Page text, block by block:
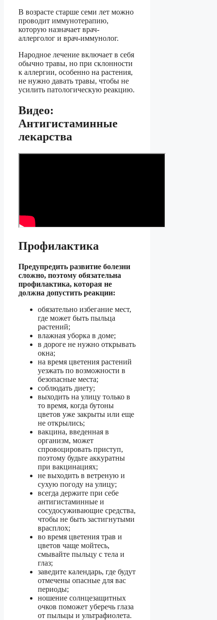
В возрасте старше семи лет можно
проводит иммунотерапию,
которую назначает врач-
аллерголог и врач-иммунолог.
Народное лечение включает в себя
обычно травы, но при склонности
к аллергии, особенно на растения,
не нужно давать травы, чтобы не
усилить патологическую реакцию.
Видео:
Антигистаминные
лекарства
Профилактика
Предупредить развитие болезни
сложно, поэтому обязательна
профилактика, которая не
должна допустить реакции:
обязательно избегание мест,
где может быть пыльца
растений;
влажная уборка в доме;
в дороге не нужно открывать
окна;
на время цветения растений
уезжать по возможности в
безопасные места;
соблюдать диету;
выходить на улицу только в
то время, когда бутоны
цветов уже закрыты или еще
не открылись;
вакцина, введенная в
организм, может
спровоцировать приступ,
поэтому будьте аккуратны
при вакцинациях;
не выходить в ветреную и
сухую погоду на улицу;
всегда держите при себе
антигистаминные и
сосудосуживающие средства,
чтобы не быть застигнутыми
врасплох;
во время цветения трав и
цветов чаще мойтесь,
смывайте пыльцу с тела и
глаз;
заведите календарь, где будут
отмечены опасные для вас
периоды;
ношение солнцезащитных
очков поможет уберечь глаза
от пыльцы и ультрафиолета.